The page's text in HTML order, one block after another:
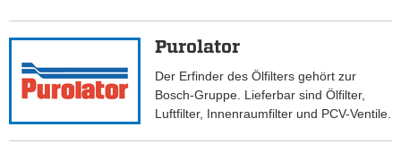
Purolator
Der Erfinder des Ölfilters gehört zur
Bosch-Gruppe. Lieferbar sind Ölfilter,
Luftfilter, Innenraumfilter und PCV-Ventile.